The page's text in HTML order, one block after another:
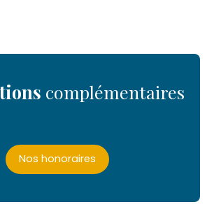
complémentaires
Nos honoraires